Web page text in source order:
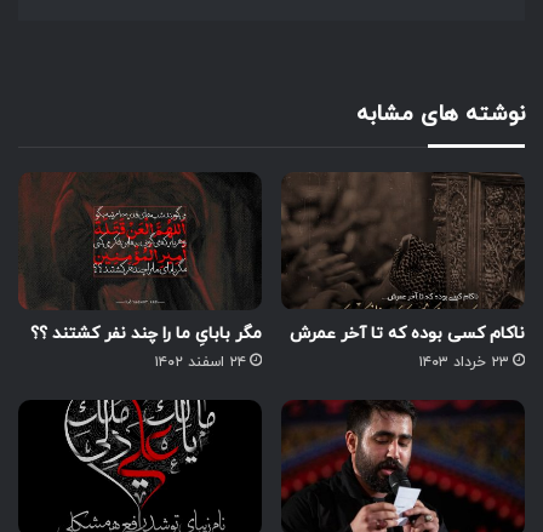
نوشته های مشابه
ناکام کسی بوده که تا آخر عمرش
۲۳ خرداد ۱۴۰۳
مگر بابایِ ما را چند نفر کشتند ؟؟
۲۴ اسفند ۱۴۰۲